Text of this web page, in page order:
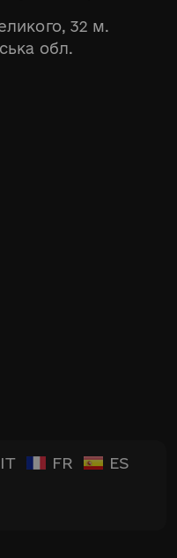
32 м.
обл.
IT FR ES